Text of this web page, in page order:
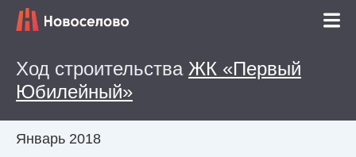
Ход строительства ЖК «Первый
Юбилейный»
Январь 2018